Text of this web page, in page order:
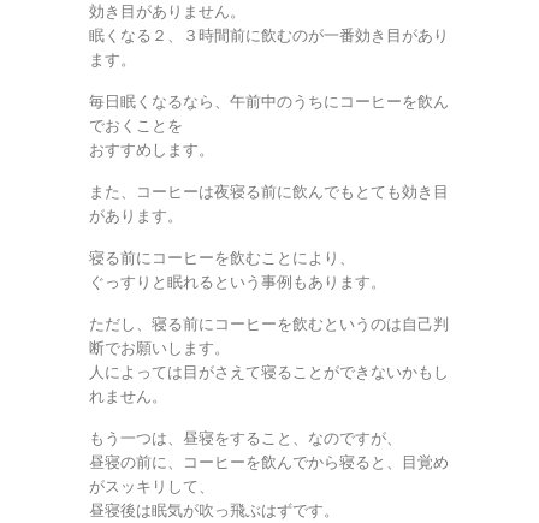
効き目がありません。
眠くなる２、３時間前に飲むのが一番効き目があり
ます。
毎日眠くなるなら、午前中のうちにコーヒーを飲ん
でおくことを
おすすめします。
また、コーヒーは夜寝る前に飲んでもとても効き目
があります。
寝る前にコーヒーを飲むことにより、
ぐっすりと眠れるという事例もあります。
ただし、寝る前にコーヒーを飲むというのは自己判
断でお願いします。
人によっては目がさえて寝ることができないかもし
れません。
もう一つは、昼寝をすること、なのですが、
昼寝の前に、コーヒーを飲んでから寝ると、目覚め
がスッキリして、
昼寝後は眠気が吹っ飛ぶはずです。